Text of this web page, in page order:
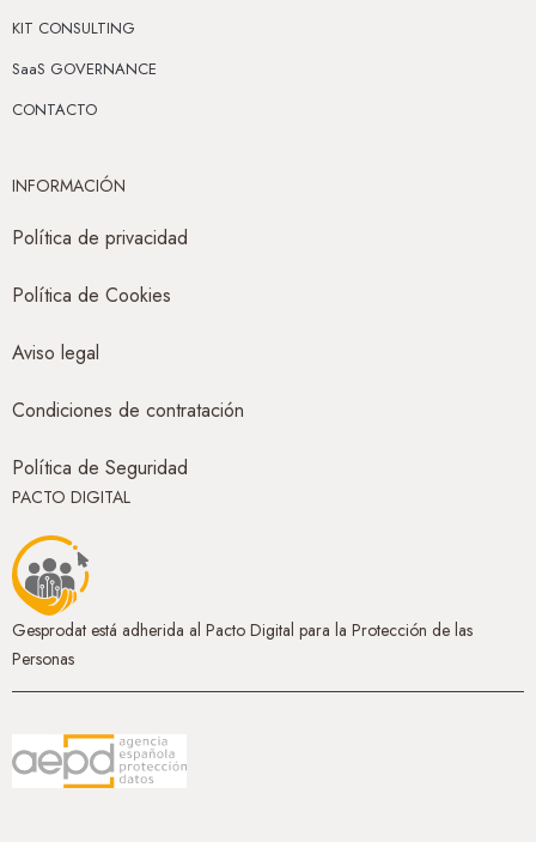
KIT CONSULTING
SaaS GOVERNANCE
CONTACTO
INFORMACIÓN
Política de privacidad
Política de Cookies
Aviso legal
Condiciones de contratación
Política de Seguridad
PACTO DIGITAL
Gesprodat está adherida al Pacto Digital para la Protección de las
Personas